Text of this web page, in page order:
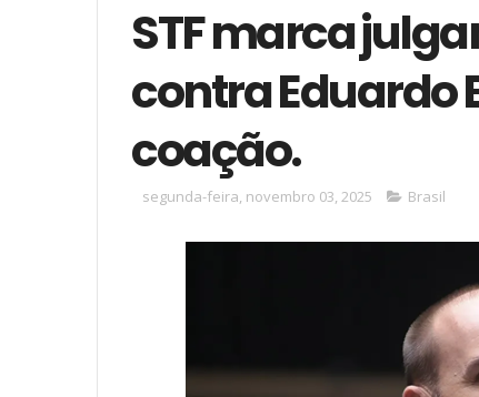
STF marca
contra Eduardo
coação.
segunda-feira, novembro 03, 2025 Brasil